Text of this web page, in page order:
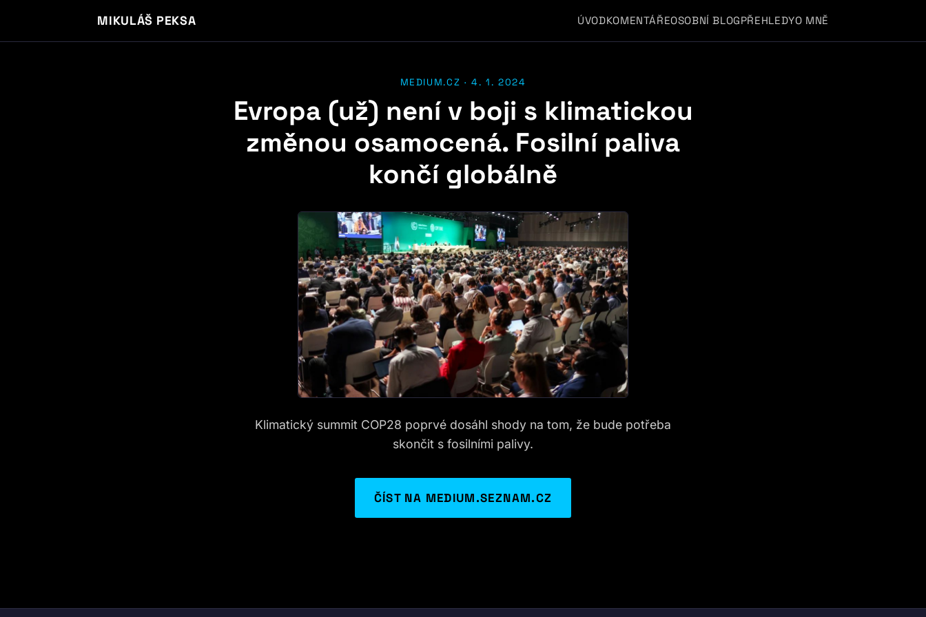
MIKULÁŠ PEKSA ÚVODKOMENTÁŘEOSOBNÍ BLOGPŘEHLEDYO MNĚ
MEDIUM.CZ · 4. 1. 2024
Evropa (už) není v boji s klimatickou
změnou osamocená. Fosilní paliva
končí globálně
Klimatický summit COP28 poprvé dosáhl shody na tom, že bude potřeba
skončit s fosilními palivy.
ČÍST NA MEDIUM.SEZNAM.CZ